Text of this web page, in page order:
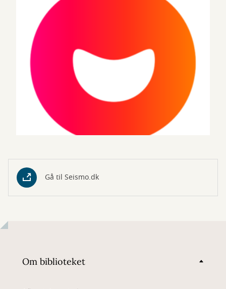
Gå til Seismo.dk
Om biblioteket